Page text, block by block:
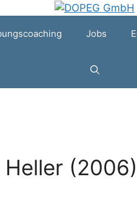
Jobs